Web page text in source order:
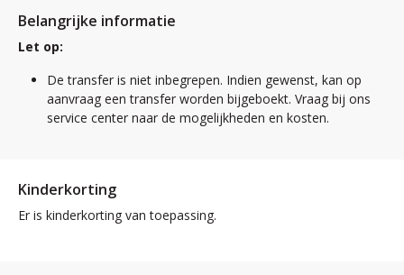
Belangrijke informatie
Let op:
De transfer is niet inbegrepen. Indien gewenst, kan op
aanvraag een transfer worden bijgeboekt. Vraag bij ons
service center naar de mogelijkheden en kosten.
Kinderkorting
Er is kinderkorting van toepassing.